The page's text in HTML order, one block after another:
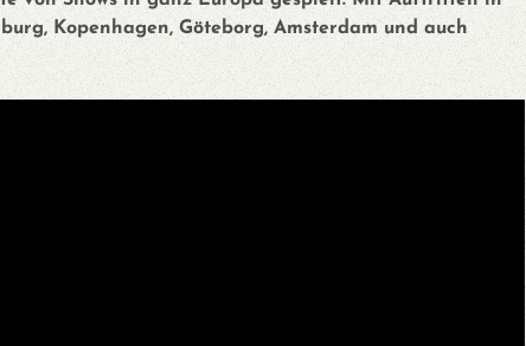
Kopenhagen, Göteborg, Amsterdam und auch